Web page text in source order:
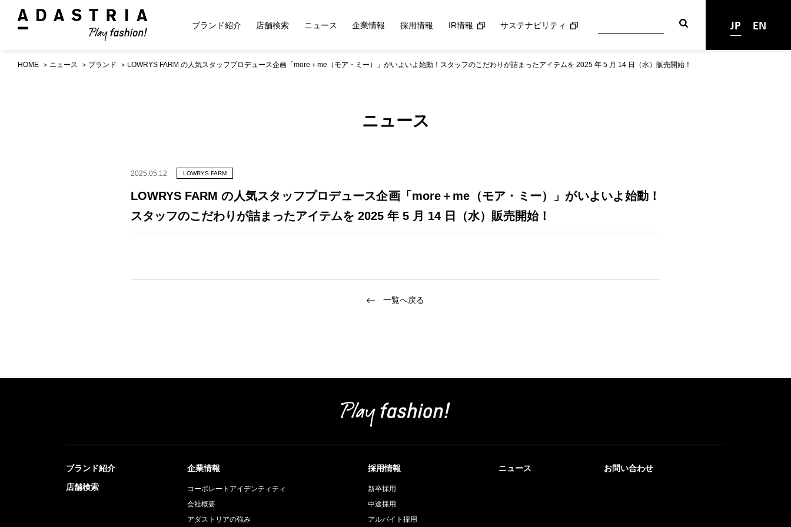
ブランド紹介 店舗検索 ニュース 企業情報 採用情報 IR情報 サステナビリティ JP EN
HOME ニュース ブランド LOWRYS FARM の人気スタッフプロデュース企画「more＋me（モア・ミー）」がいよいよ始動！スタッフのこだわりが詰まったアイテムを 2025 年 5 月 14 日（水）販売開始！
ニュース
2025.05.12 LOWRYS FARM
LOWRYS FARM の人気スタッフプロデュース企画「more＋me（モア・ミー）」がいよいよ始動！
スタッフのこだわりが詰まったアイテムを 2025 年 5 月 14 日（水）販売開始！
一覧へ戻る
ブランド紹介
店舗検索
企業情報
コーポレートアイデンティティ
会社概要
アダストリアの強み
採用情報
新卒採用
中途採用
アルバイト採用
ニュース お問い合わせ